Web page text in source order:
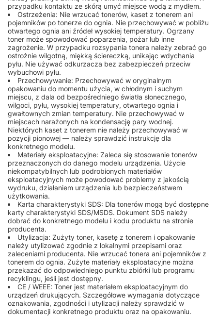
przypadku kontaktu ze skórą umyć miejsce wodą z mydłem.
Ostrzeżenia: Nie wrzucać tonerów, kaset z tonerem ani
pojemników po tonerze do ognia. Nie przechowywać w pobliżu
otwartego ognia ani źródeł wysokiej temperatury. Ogrzany
toner może spowodować poparzenia, pożar lub inne
zagrożenie. W przypadku rozsypania tonera należy zebrać go
ostrożnie wilgotną, miękką ściereczką, unikając wdychania
pyłu. Nie używać odkurzacza bez zabezpieczeń przeciw
wybuchowi pyłu.
Przechowywanie: Przechowywać w oryginalnym
opakowaniu do momentu użycia, w chłodnym i suchym
miejscu, z dala od bezpośredniego światła słonecznego,
wilgoci, pyłu, wysokiej temperatury, otwartego ognia i
gwałtownych zmian temperatury. Nie przechowywać w
miejscach narażonych na kondensację pary wodnej.
Niektórych kaset z tonerem nie należy przechowywać w
pozycji pionowej — należy sprawdzić instrukcję dla
konkretnego modelu.
Materiały eksploatacyjne: Zaleca się stosowanie tonerów
przeznaczonych do danego modelu urządzenia. Użycie
niekompatybilnych lub podrobionych materiałów
eksploatacyjnych może powodować problemy z jakością
wydruku, działaniem urządzenia lub bezpieczeństwem
użytkowania.
Karta charakterystyki SDS: Dla tonerów mogą być dostępne
karty charakterystyki SDS/MSDS. Dokument SDS należy
dobrać do konkretnego modelu i kodu produktu na stronie
producenta.
Utylizacja: Zużyty toner, kasetę z tonerem i opakowanie
należy utylizować zgodnie z lokalnymi przepisami oraz
zaleceniami producenta. Nie wrzucać tonera ani pojemników z
tonerem do ognia. Zużyte materiały eksploatacyjne można
przekazać do odpowiedniego punktu zbiórki lub programu
recyklingu, jeśli jest dostępny.
CE / WEEE: Toner jest materiałem eksploatacyjnym do
urządzeń drukujących. Szczegółowe wymagania dotyczące
oznakowania, zgodności i utylizacji należy sprawdzić w
dokumentacji konkretnego produktu oraz na opakowaniu.